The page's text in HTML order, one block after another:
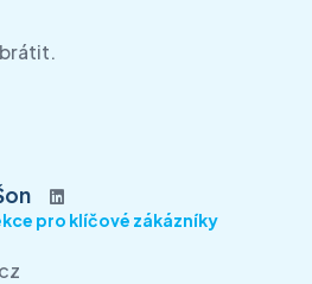
pro klíčové zákázníky